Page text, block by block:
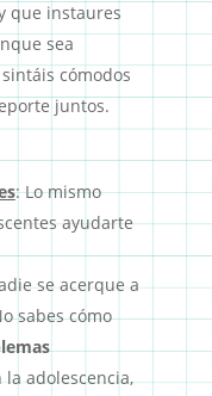
que instaures
sea
cómodos
juntos.
:Lo mismo
se acerque a
sabes cómo
adolescencia,